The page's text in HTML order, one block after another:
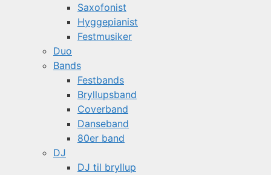
Saxofonist
Hyggepianist
Festmusiker
Duo
Bands
Festbands
Bryllupsband
Coverband
Danseband
80er band
DJ
DJ til bryllup